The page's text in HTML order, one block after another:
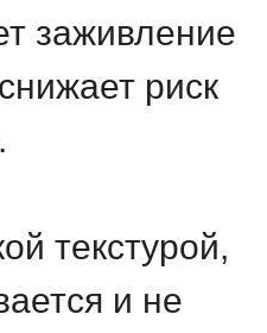
заживление
риск
текстурой,
и не